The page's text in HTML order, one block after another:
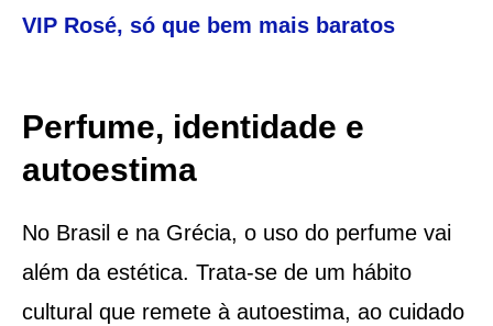
VIP Rosé, só que bem mais baratos
Perfume, identidade e
autoestima
No Brasil e na Grécia, o uso do perfume vai
além da estética. Trata-se de um hábito
cultural que remete à autoestima, ao cuidado